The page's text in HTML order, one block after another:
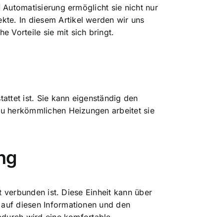
ermöglicht sie nicht nur
. In diesem Artikel werden wir uns
Vorteile sie mit sich bringt.
ist. Sie kann eigenständig den
herkömmlichen Heizungen arbeitet sie
ist. Diese Einheit kann über
diesen Informationen und den